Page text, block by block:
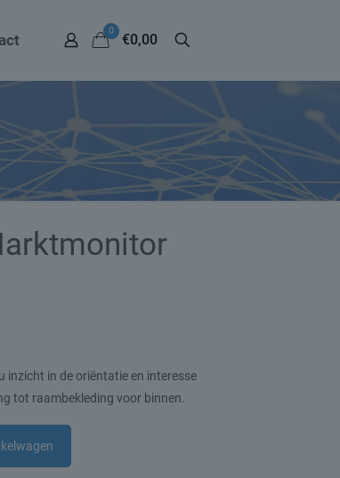
0
€0,00
inzicht in de oriëntatie en interesse
tot raambekleding voor binnen.